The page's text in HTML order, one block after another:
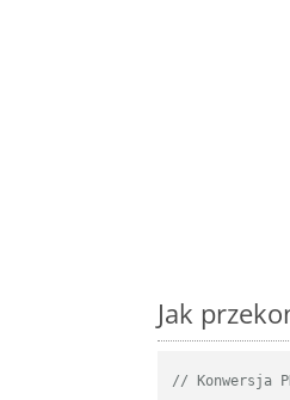
Jak
// Konwersja